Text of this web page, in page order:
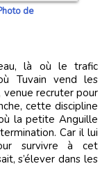
de
Tuvain vend les
venue recruter pour
cette discipline
la petite Anguille
Car il lui
survivre à cet
s’élever dans les